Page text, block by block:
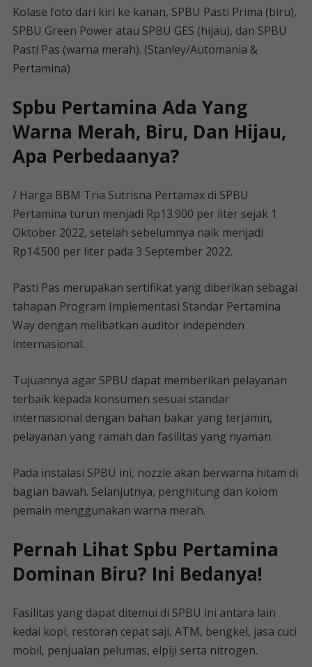
Kolase foto dari kiri ke kanan, SPBU Pasti Prima (biru),
SPBU Green Power atau SPBU GES (hijau), dan SPBU
Pasti Pas (warna merah). (Stanley/Automania &
Pertamina)
Spbu Pertamina Ada Yang
Warna Merah, Biru, Dan Hijau,
Apa Perbedaanya?
/ Harga BBM Tria Sutrisna Pertamax di SPBU
Pertamina turun menjadi Rp13.900 per liter sejak 1
Oktober 2022, setelah sebelumnya naik menjadi
Rp14.500 per liter pada 3 September 2022.
Pasti Pas merupakan sertifikat yang diberikan sebagai
tahapan Program Implementasi Standar Pertamina
Way dengan melibatkan auditor independen
internasional.
Tujuannya agar SPBU dapat memberikan pelayanan
terbaik kepada konsumen sesuai standar
internasional dengan bahan bakar yang terjamin,
pelayanan yang ramah dan fasilitas yang nyaman.
Pada instalasi SPBU ini, nozzle akan berwarna hitam di
bagian bawah. Selanjutnya, penghitung dan kolom
pemain menggunakan warna merah.
Pernah Lihat Spbu Pertamina
Dominan Biru? Ini Bedanya!
Fasilitas yang dapat ditemui di SPBU ini antara lain
kedai kopi, restoran cepat saji, ATM, bengkel, jasa cuci
mobil, penjualan pelumas, elpiji serta nitrogen.